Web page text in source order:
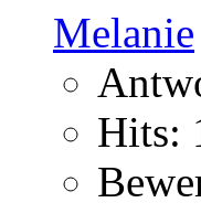
Melanie
Hits: